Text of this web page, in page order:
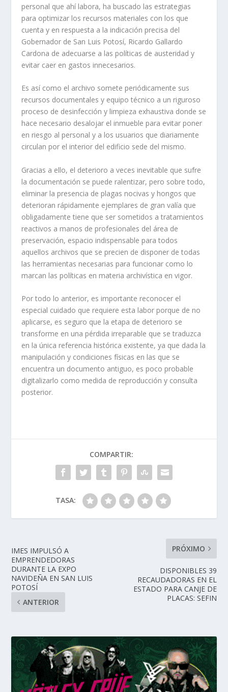
personal que ahí labora, ha buscado las estrategias
para optimizar los recursos materiales con los que
cuenta y en respuesta a la indicación precisa del
Gobernador de San Luis Potosí, Ricardo Gallardo
Cardona de adecuarse a las políticas de austeridad y
evitar caer en gastos innecesarios.
Es así como el archivo somete periódicamente sus
recursos documentales y equipo técnico a un riguroso
proceso de desinfección y limpieza exhaustiva donde se
hace necesario desalojar el inmueble para evitar poner
en riesgo al personal y a los usuarios que diariamente
circulan por el interior del edificio sede del mismo.
Gracias a ello, el deterioro a veces inevitable que sufre
la documentación se puede ralentizar, pero sobre todo,
eliminar la presencia de plagas nocivas y hongos que
deterioran rápidamente ejemplares de gran valía que
obligadamente tiene que ser sometidos a tratamientos
reactivos a manos de profesionales del área de
preservación, espacio indispensable para todos
aquellos archivos que se precien de disponer de todas
las herramientas necesarias para funcionar como lo
marcan las políticas en materia archivística en vigor.
Por todo lo anterior, es importante reconocer el
especial cuidado que requiere esta labor porque de no
aplicarse, es seguro que la etapa de deterioro se
transforme en una pérdida irreparable que se traduzca
en la única referencia histórica existente, ya que dada la
manipulación y condiciones físicas en las que se
encuentra un documento antiguo, es poco probable
digitalizarlo como medida de reproducción y consulta
posterior.
COMPARTIR:
TASA:
IMES IMPULSÓ A
EMPRENDEDORAS
DURANTE LA EXPO
NAVIDEÑA EN SAN LUIS
POTOSÍ
ANTERIOR
PRÓXIMO
DISPONIBLES 39
RECAUDADORAS EN EL
ESTADO PARA CANJE DE
PLACAS: SEFIN